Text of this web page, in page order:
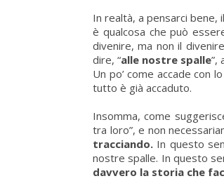
In realtà, a pensarci bene,
è qualcosa che può
divenire, ma non il
dire, “alle nostre spalle”,
Un po’ come accade con
tutto è già accaduto.
Insomma, come
tra loro”, e non
tracciando. In questo
nostre spalle. In questo
davvero la storia che